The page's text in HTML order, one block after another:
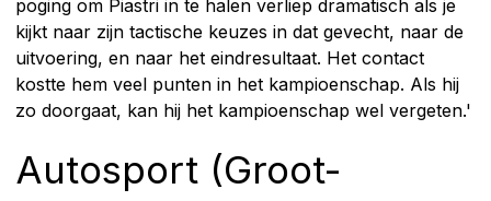
poging om Piastri in te halen verliep dramatisch als je
kijkt naar zijn tactische keuzes in dat gevecht, naar de
uitvoering, en naar het eindresultaat. Het contact
kostte hem veel punten in het kampioenschap. Als hij
zo doorgaat, kan hij het kampioenschap wel vergeten.'
Autosport (Groot-